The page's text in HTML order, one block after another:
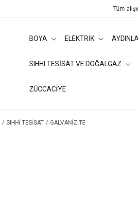
Tüm
BOYA ELEKTRİK
SIHHI TESİSAT VE DOĞALGAZ
ZÜCCACİYE
SIHHİ TESİSAT GALVANİZ TE